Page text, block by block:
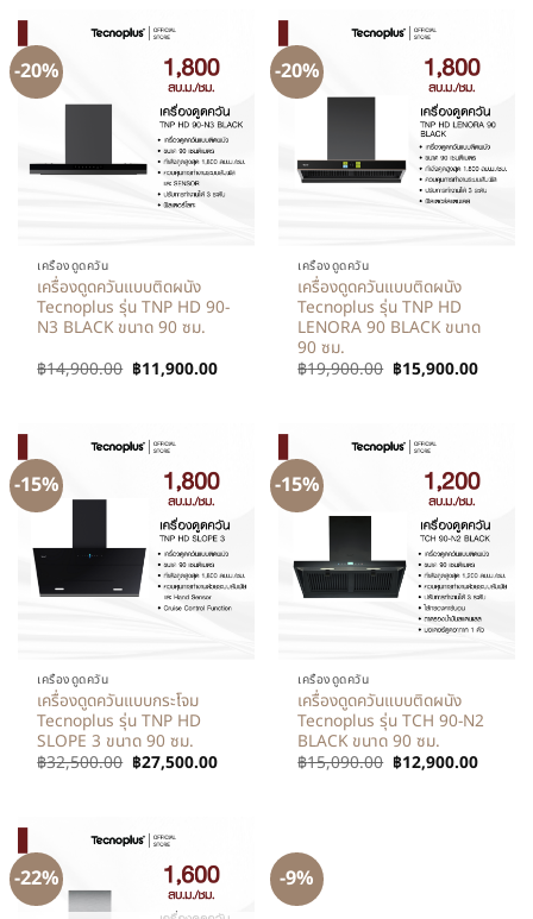
-20%
เครื่องดูดควัน
เครื่องดูดควันแบบติดผนัง
Tecnoplus รุ่น TNP HD 90-
N3 BLACK ขนาด 90 ซม.
฿14,900.00 ฿11,900.00
-20%
เครื่องดูดควัน
เครื่องดูดควันแบบติดผนัง
Tecnoplus รุ่น TNP HD
LENORA 90 BLACK ขนาด
90 ซม.
฿19,900.00 ฿15,900.00
-15%
เครื่องดูดควัน
เครื่องดูดควันแบบกระโจม
Tecnoplus รุ่น TNP HD
SLOPE 3 ขนาด 90 ซม.
฿32,500.00 ฿27,500.00
-15%
เครื่องดูดควัน
เครื่องดูดควันแบบติดผนัง
Tecnoplus รุ่น TCH 90-N2
BLACK ขนาด 90 ซม.
฿15,090.00 ฿12,900.00
-22% -9%